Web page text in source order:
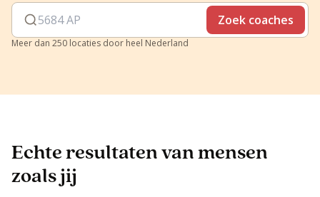
Zoek coaches
Meer dan 250 locaties door heel Nederland
Echte resultaten van mensen
zoals jij